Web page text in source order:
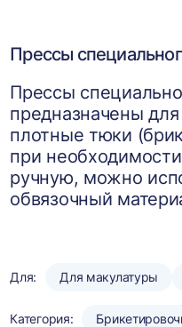
Прессы
Прессы
предназначены
плотные тюки
при
ручную, можно
обвязочный
Для: Для макулатуры
Категория: